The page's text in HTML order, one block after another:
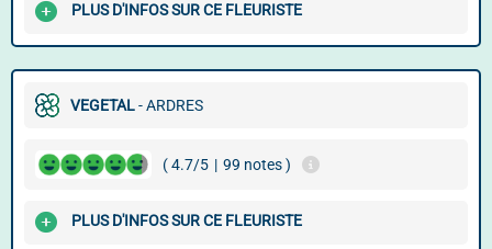
PLUS D'INFOS SUR CE FLEURISTE
VEGETAL- ARDRES
( 4.7/5 | 99 notes )
PLUS D'INFOS SUR CE FLEURISTE